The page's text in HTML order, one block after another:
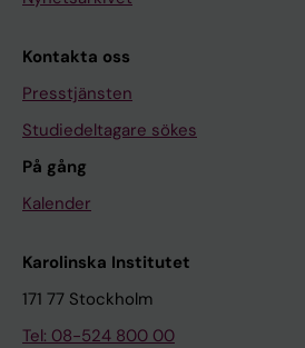
Kontakta oss
Presstjänsten
Studiedeltagare sökes
På gång
Kalender
Karolinska Institutet
171 77 Stockholm
Tel: 08-524 800 00